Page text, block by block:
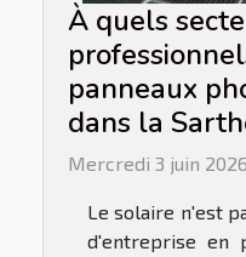
À quels
panneaux
dans la
Mercredi 3 juin 2026
Le solaire n'est
d'entreprise en